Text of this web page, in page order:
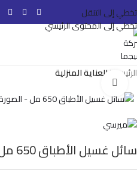
تخطي إلى التنقل
تخطي إلى المحتوى الرئيسي
الرئيسية العناية المنزلية
سائل غسيل الأطباق 650 مل